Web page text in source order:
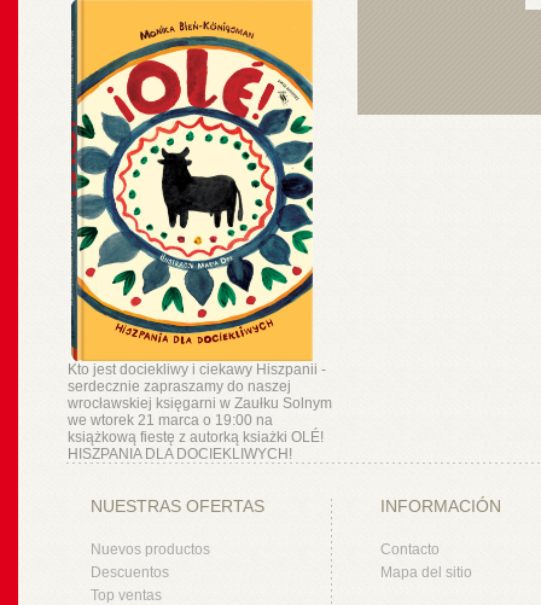
Kto jest dociekliwy i ciekawy Hiszpanii -
serdecznie zapraszamy do naszej
wrocławskiej księgarni w Zaułku Solnym
we wtorek 21 marca o 19:00 na
książkową fiestę z autorką ksiażki OLÉ!
HISZPANIA DLA DOCIEKLIWYCH!
NUESTRAS OFERTAS
Nuevos productos
Descuentos
Top ventas
INFORMACIÓN
Contacto
Mapa del sitio